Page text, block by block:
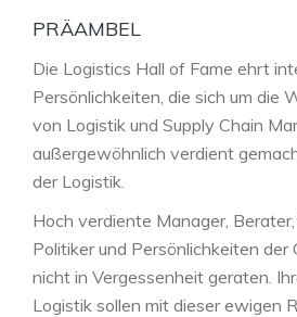
PRÄAMBEL
Die Logistics Hall of Fame ehrt
Persönlichkeiten, die sich um die
von Logistik und Supply Chain
außergewöhnlich verdient
der Logistik.
Hoch verdiente Manager,
Politiker und Persönlichkeiten der
nicht in Vergessenheit geraten.
Logistik sollen mit dieser ewigen